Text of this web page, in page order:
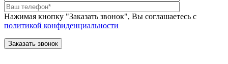
Нажимая кнопку "Заказать звонок", Вы соглашаетесь с
политикой конфиденциальности